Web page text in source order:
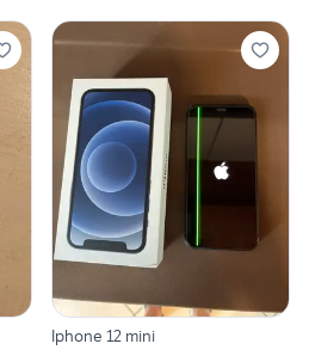
Iphone 12 mini